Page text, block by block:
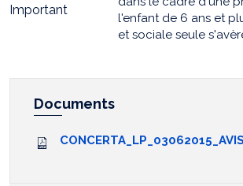
Important
l'enfant de 6 ans et
et sociale seule
Documents